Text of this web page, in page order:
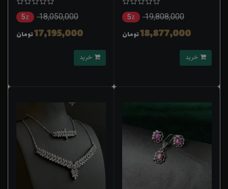
19,808,000 5٪
18,877,000تومان
18,050,000 5٪
17,195,000تومان